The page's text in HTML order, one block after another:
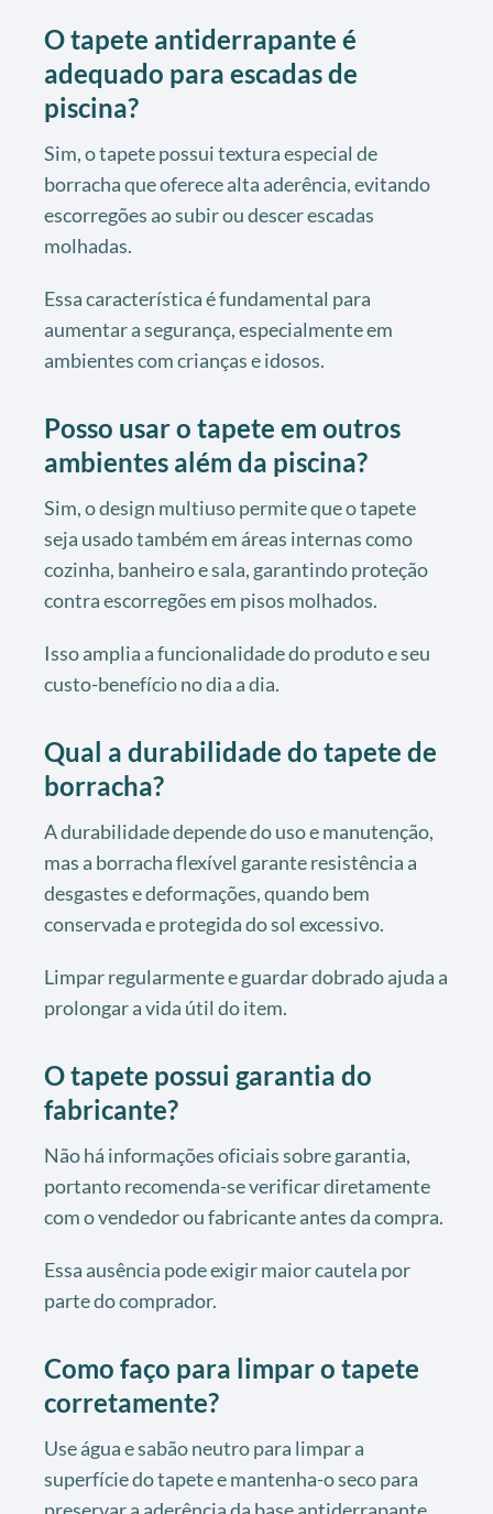
O tapete antiderrapante é
adequado para escadas de
piscina?
Sim, o tapete possui textura especial de
borracha que oferece alta aderência, evitando
escorregões ao subir ou descer escadas
molhadas.
Essa característica é fundamental para
aumentar a segurança, especialmente em
ambientes com crianças e idosos.
Posso usar o tapete em outros
ambientes além da piscina?
Sim, o design multiuso permite que o tapete
seja usado também em áreas internas como
cozinha, banheiro e sala, garantindo proteção
contra escorregões em pisos molhados.
Isso amplia a funcionalidade do produto e seu
custo-benefício no dia a dia.
Qual a durabilidade do tapete de
borracha?
A durabilidade depende do uso e manutenção,
mas a borracha flexível garante resistência a
desgastes e deformações, quando bem
conservada e protegida do sol excessivo.
Limpar regularmente e guardar dobrado ajuda a
prolongar a vida útil do item.
O tapete possui garantia do
fabricante?
Não há informações oficiais sobre garantia,
portanto recomenda-se verificar diretamente
com o vendedor ou fabricante antes da compra.
Essa ausência pode exigir maior cautela por
parte do comprador.
Como faço para limpar o tapete
corretamente?
Use água e sabão neutro para limpar a
superfície do tapete e mantenha-o seco para